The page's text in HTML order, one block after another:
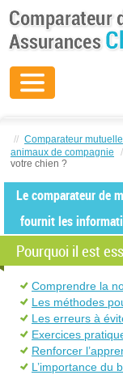
// Comparateur
animaux de compagnie
/
votre chien ?
Le comparateur de
fournit les
Pourquoi il est
Comprendre la
Les méthodes
Les erreurs à
Exercices
Renforcer
L’importance du